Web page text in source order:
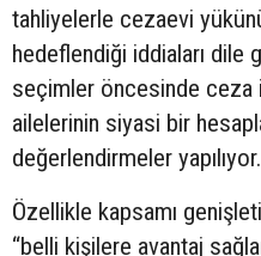
tahliyelerle cezaevi
hedeflendiği iddiaları dile
seçimler öncesinde ceza
ailelerinin siyasi bir
değerlendirmeler yapılıyor.
Özellikle kapsamı
“belli kişilere avantaj